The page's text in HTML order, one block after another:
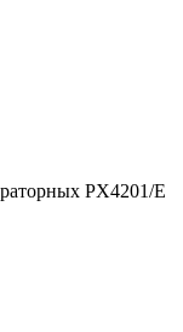
PX4201/E